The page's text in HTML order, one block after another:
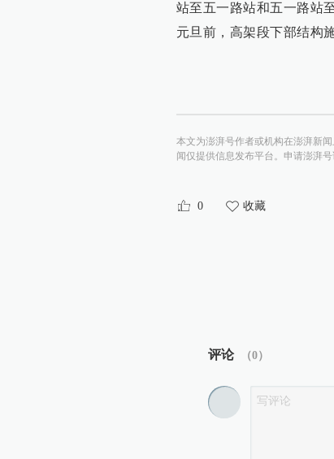
站至五一路站和五一路站
元旦前，高架段下部结构
本文为澎湃号作者或机构在澎湃新
闻仅提供信息发布平台。申请澎湃号
0 收藏
评论 （0）